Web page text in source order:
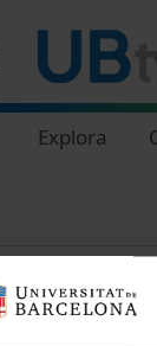
Explora